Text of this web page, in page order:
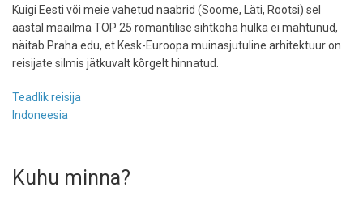
Kuigi Eesti või meie vahetud naabrid (Soome, Läti, Rootsi) sel
aastal maailma TOP 25 romantilise sihtkoha hulka ei mahtunud,
näitab Praha edu, et Kesk-Euroopa muinasjutuline arhitektuur on
reisijate silmis jätkuvalt kõrgelt hinnatud.
Teadlik reisija
Indoneesia
Kuhu minna?